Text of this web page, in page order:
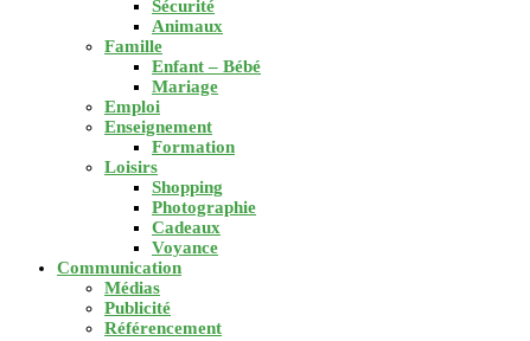
Sécurité
Animaux
Famille
Enfant – Bébé
Mariage
Emploi
Enseignement
Formation
Loisirs
Shopping
Photographie
Cadeaux
Voyance
Communication
Médias
Publicité
Référencement